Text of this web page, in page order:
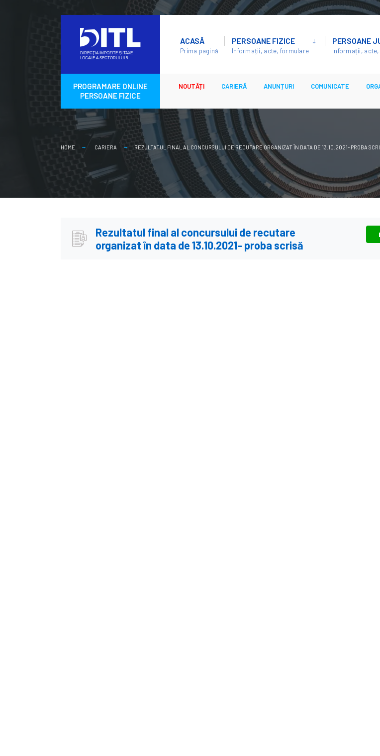
content
ACASĂ
Prima pagină
PERSOANE FIZICE
Informații, acte, formulare
PERSOANE
Informații,
PROGRAMARE ONLINE
PERSOANE FIZICE
NOUTĂȚI CARIERĂ ANUNȚURI COMUNICATE
HOME CARIERA REZULTATUL FINAL AL CONCURSULUI DE RECUTARE ORGANIZAT ÎN DATA DE 13.10.2021- PROBA
Rezultatul final al concursului de recutare
organizat în data de 13.10.2021- proba scrisă